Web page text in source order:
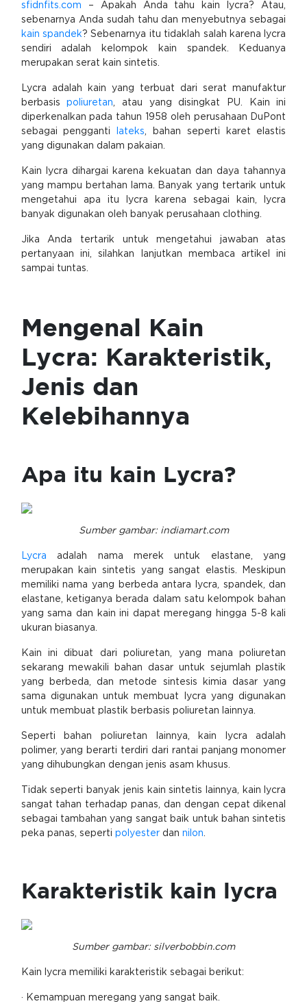
sfidnfits.com – Apakah Anda tahu kain lycra? Atau,
sebenarnya Anda sudah tahu dan menyebutnya sebagai
kain spandek? Sebenarnya itu tidaklah salah karena lycra
sendiri adalah kelompok kain spandek. Keduanya
merupakan serat kain sintetis.
Lycra adalah kain yang terbuat dari serat manufaktur
berbasispoliuretan, atau yang disingkat PU. Kain ini
diperkenalkan pada tahun 1958 oleh perusahaan DuPont
sebagai pengganti
lateks, bahan seperti karet elastis
yang digunakan dalam pakaian.
Kain lycra dihargai karena kekuatan dan daya tahannya
yang mampu bertahan lama. Banyak yang tertarik untuk
mengetahui apa itu lycra karena sebagai kain, lycra
banyak digunakan oleh banyak perusahaan clothing.
Jika Anda tertarik untuk mengetahui jawaban atas
pertanyaan ini, silahkan lanjutkan membaca artikel ini
sampai tuntas.
Mengenal Kain
Lycra: Karakteristik,
Jenis dan
Kelebihannya
Apa itu kain Lycra?
Sumber gambar: indiamart.com
Lycra adalah nama merek untuk elastane, yang
merupakan kain sintetis yang sangat elastis. Meskipun
memiliki nama yang berbeda antara lycra, spandek, dan
elastane, ketiganya berada dalam satu kelompok bahan
yang sama dan kain ini dapat meregang hingga 5-8 kali
ukuran biasanya.
Kain ini dibuat dari poliuretan, yang mana poliuretan
sekarang mewakili bahan dasar untuk sejumlah plastik
yang berbeda, dan metode sintesis kimia dasar yang
sama digunakan untuk membuat lycra yang digunakan
untuk membuat plastik berbasis poliuretan lainnya.
Seperti bahan poliuretan lainnya, kain lycra adalah
polimer, yang berarti terdiri dari rantai panjang monomer
yang dihubungkan dengan jenis asam khusus.
Tidak seperti banyak jenis kain sintetis lainnya, kain lycra
sangat tahan terhadap panas, dan dengan cepat dikenal
sebagai tambahan yang sangat baik untuk bahan sintetis
peka panas, seperti polyesterdan nilon.
Karakteristik kain lycra
Sumber gambar: silverbobbin.com
Kain lycra memiliki karakteristik sebagai berikut:
· Kemampuan meregang yang sangat baik.